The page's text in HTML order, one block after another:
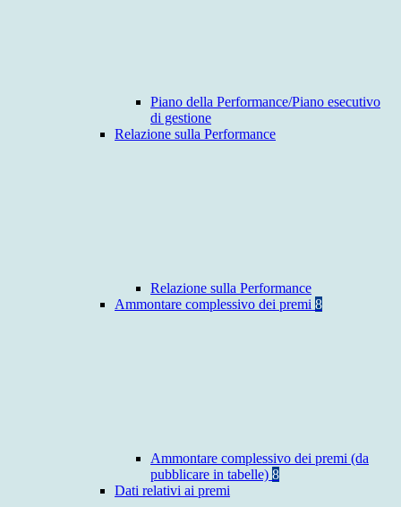
Piano della Performance/Piano esecutivo
di gestione
Relazione sulla Performance
Relazione sulla Performance
Ammontare complessivo dei premi 8
Ammontare complessivo dei premi (da
pubblicare in tabelle) 8
Dati relativi ai premi